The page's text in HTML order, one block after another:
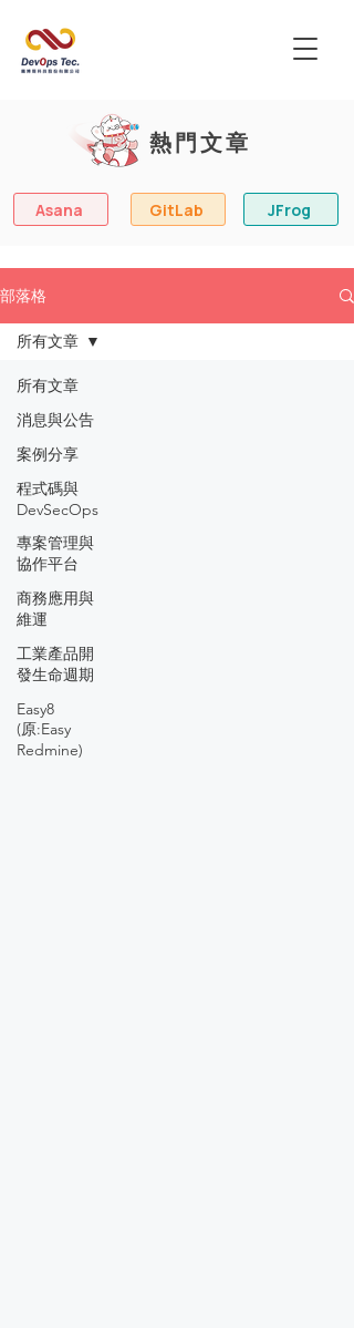
熱門文章
Asana GitLab JFrog
部落格
所有文章
消息與公告
案例分享
程式碼與
DevSecOps
專案管理與
協作平台
商務應用與
維運
工業產品開
發生命週期
Easy8
(原:Easy
Redmine)
所有文章